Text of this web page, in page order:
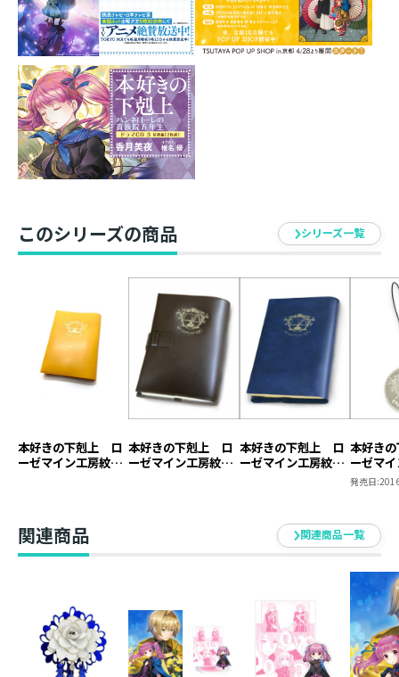
このシリーズの商品 シリーズ一覧
本好きの下剋上 ロ
ーゼマイン工房紋章
本好きの下剋上 ロ
ーゼマイン工房紋章
本好きの下剋上 ロ
ーゼマイン工房紋章
本好き
ーゼマ
キーホ
発売日:
関連商品 関連商品一覧